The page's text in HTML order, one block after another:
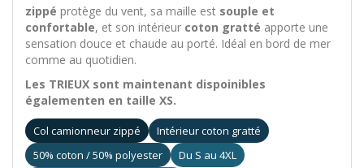
zippé protège du vent, sa maille est souple et
confortable, et son intérieur coton gratté apporte une
sensation douce et chaude au porté. Idéal en bord de mer
comme au quotidien.
Les TRIEUX sont maintenant dispoinibles
égalementen en taille XS.
Col camionneur zippé
Intérieur coton gratté
50% coton / 50% polyester
Du S au 4XL